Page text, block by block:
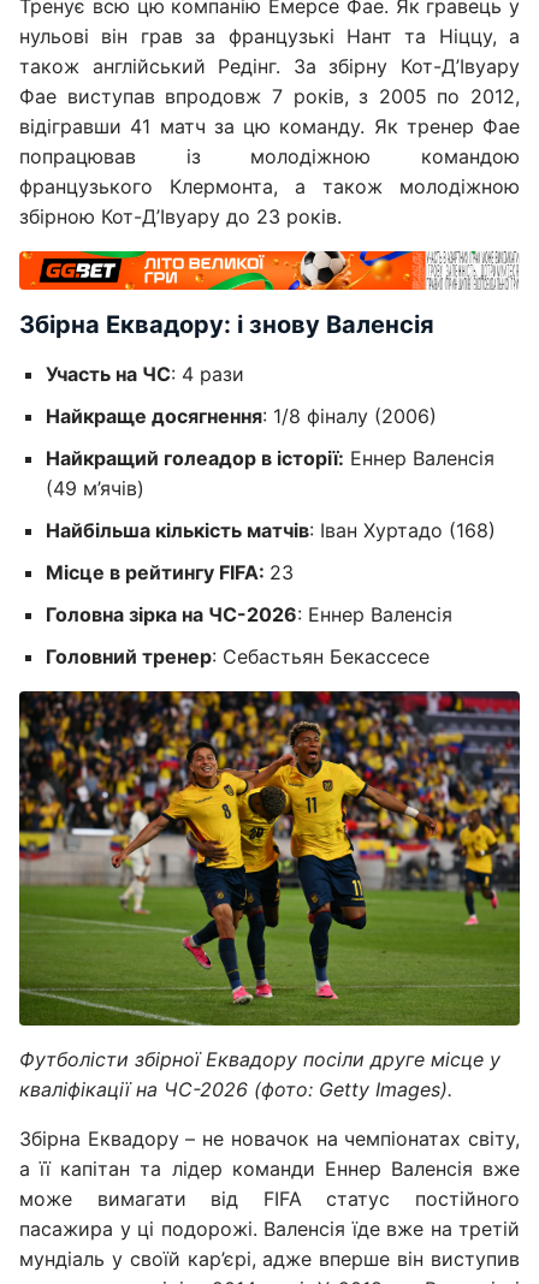
Тренує всю цю компанію Емерсе Фае. Як гравець у
нульові він грав за французькі Нант та Ніццу, а
також англійський Редінг. За збірну Кот-Д’Івуару
Фае виступав впродовж 7 років, з 2005 по 2012,
відігравши 41 матч за цю команду. Як тренер Фае
попрацював із молодіжною командою
французького Клермонта, а також молодіжною
збірною Кот-Д’Івуару до 23 років.
Збірна Еквадору: і знову Валенсія
Участь на ЧС: 4 рази
Найкраще досягнення: 1/8 фіналу (2006)
Найкращий голеадор в історії: Еннер Валенсія
(49 м’ячів)
Найбільша кількість матчів: Іван Хуртадо (168)
Місце в рейтингу FIFA: 23
Головна зірка на ЧС-2026: Еннер Валенсія
Головний тренер: Себастьян Бекассесе
Футболісти збірної Еквадору посіли друге місце у
кваліфікації на ЧС-2026 (фото: Getty Images).
Збірна Еквадору – не новачок на чемпіонатах світу,
а її капітан та лідер команди Еннер Валенсія вже
може вимагати від FIFA статус постійного
пасажира у ці подорожі. Валенсія їде вже на третій
мундіаль у своїй кар’єрі, адже вперше він виступив